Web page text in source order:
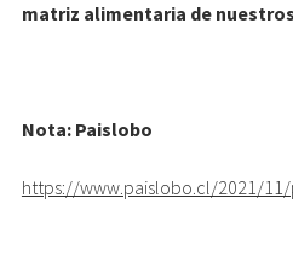
matriz alimentaria de
Nota: Paislobo
https://www.paislobo.cl/2021/